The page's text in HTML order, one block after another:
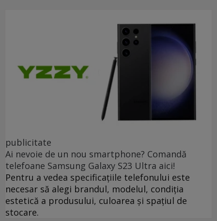
publicitate
Ai nevoie de un nou smartphone? Comandă
telefoane Samsung Galaxy S23 Ultra aici!
Pentru a vedea specificațiile telefonului este
necesar să alegi brandul, modelul, condiția
estetică a produsului, culoarea și spațiul de
stocare.